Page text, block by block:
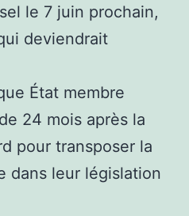
le 7 juin prochain,
deviendrait
État membre
24 mois après la
pour transposer la
dans leur législation